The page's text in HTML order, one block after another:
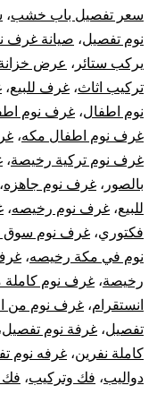
سعر تفصيل باب خشب،
نوم تفصيل، صيانة غرف
يركب ستائر ، عرض
تركيب اثاث، غرف للبيع،
نوم اطفال، غرف نوم
غرف نوم اطفال مكه،
غرف نوم تركية رخيصة،
بالصور ، غرف نوم جاهزه،
للبيع، غرف نوم رخيصه،
فكتوري، غرف نوم سوق
نوم في مكة رخيصه،
رخيصة، غرف نوم كاملة
انستقرام، غرف نوم من
تفصيل، غرفة نوم تفصيل
كاملة نفرين، غرفه نوم
دواليب، فك وتركيب، فك